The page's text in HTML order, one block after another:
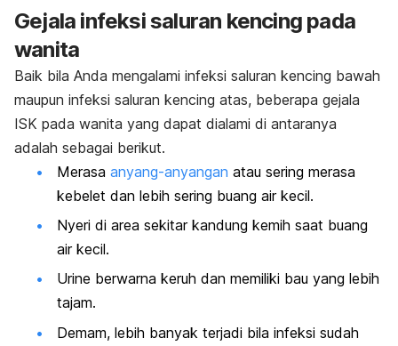
Gejala infeksi saluran kencing pada
wanita
Baik bila Anda mengalami infeksi saluran kencing bawah
maupun infeksi saluran kencing atas, beberapa gejala
ISK pada wanita yang dapat dialami di antaranya
adalah sebagai berikut.
Merasa anyang-anyangan atau sering merasa
kebelet dan lebih sering buang air kecil.
Nyeri di area sekitar kandung kemih saat buang
air kecil.
Urine berwarna keruh dan memiliki bau yang lebih
tajam.
Demam, lebih banyak terjadi bila infeksi sudah